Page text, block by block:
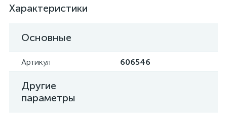
Характеристики
Основные
Артикул 606546
Другие
параметры